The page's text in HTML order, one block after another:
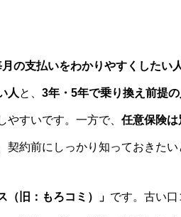
月の支払いをわかりやすくしたい
人 と、 3年・5年で乗り換え前提の
すいです。一方で、 任意保険は
契約前にしっかり知っておきたい
（旧：もろコミ）」 です。古い口